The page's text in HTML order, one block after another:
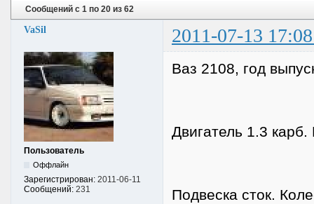
Сообщений с 1 по 20 из 62
VaSil 2011-07-13
Пользователь
Оффлайн
Зарегистрирован: 2011-06-11
Сообщений: 231
Ваз 2108, год
Двигатель 1.3 карб.
Подвеска сток.